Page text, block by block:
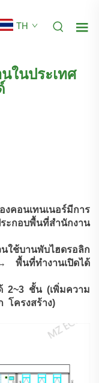
TH
ในประเทศ
งคอนเทนเนอร์มีการ
ะกอบพื้นที่สำนักงาน
นใช้บานพับไฮดรอลิก
พื้นที่ทำงานเปิดได้
2~3 ชั้น (เพิ่มความ
โครงสร้าง)